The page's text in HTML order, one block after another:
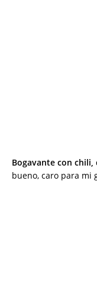
Bogavante con
bueno, caro para mi